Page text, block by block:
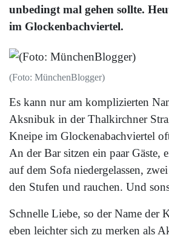
unbedingt mal gehen sollte.
im Glockenbachviertel.
(Foto: MünchenBlogger)
Es kann nur am komplizierten
Aksnibuk in der Thalkirchner
Kneipe im Glockenabachviertel
An der Bar sitzen ein paar Gäste,
auf dem Sofa niedergelassen,
den Stufen und rauchen. Und
Schnelle Liebe, so der Name der
eben leichter sich zu merken als